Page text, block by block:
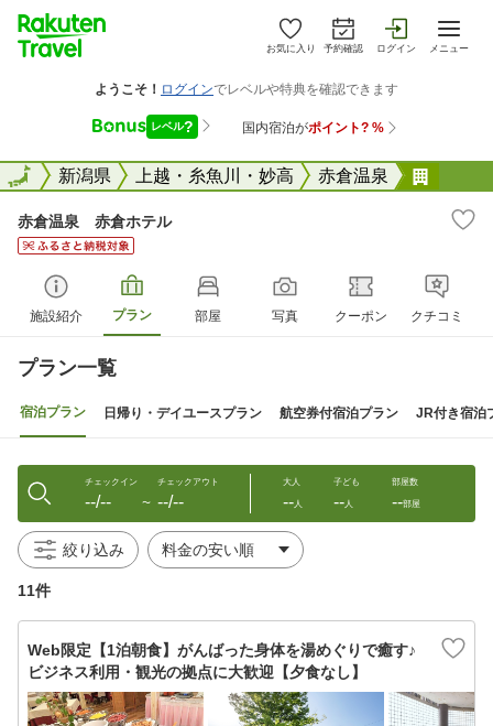
お気に入り 予約確認 ログイン メニュー
全国新潟県 上越・糸魚川・妙高 赤倉温泉
全国
赤倉温泉 赤倉ホテル
施設紹介 プラン 部屋 写真 クーポン クチコミ
プラン一覧
宿泊プラン 日帰り・デイユースプラン 航空券付宿泊プラン JR付き宿泊
チェックイン
--/-- 〜
チェックアウト
--/--
大人
--人
子ども
--人
部屋数
--部屋
絞り込み
11件
Web限定【1泊朝食】がんばった身体を湯めぐりで癒す♪
ビジネス利用・観光の拠点に大歓迎【夕食なし】